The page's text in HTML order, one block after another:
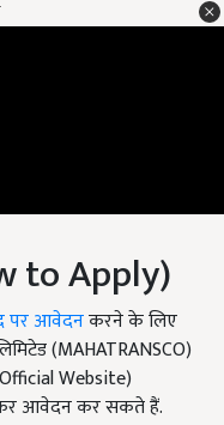
Apply)
पर आवेदनकरने के लिए
(MAHATRANSCO)
Website)
आवेदन कर सकते हैं.